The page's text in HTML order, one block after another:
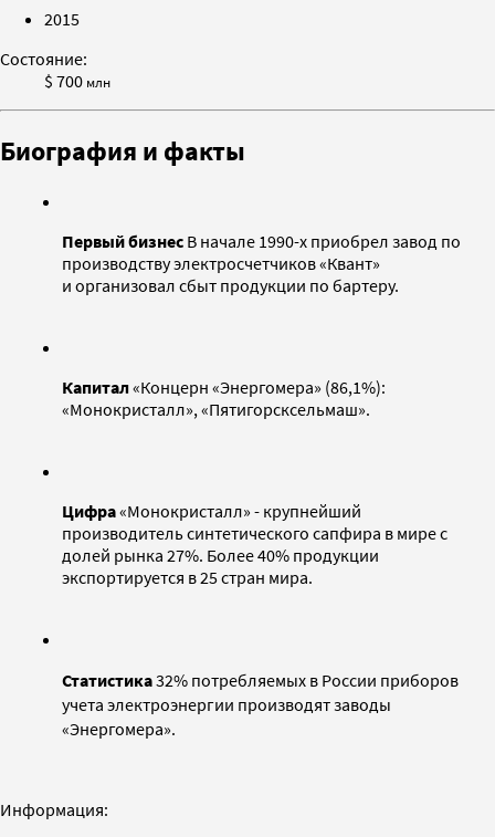
2015
Состояние:
$ 700 млн
Биография и факты
Первый бизнес В начале 1990-х приобрел завод по
производству электросчетчиков «Квант»
и организовал сбыт продукции по бартеру.
Капитал«Концерн «Энергомера» (86,1%):
«Монокристалл», «Пятигорсксельмаш».
Цифра«Монокристалл» - крупнейший
производитель синтетического сапфира в мире с
долей рынка 27%. Более 40% продукции
экспортируется в 25 стран мира.
Статистика32% потребляемых в России приборов
учета электроэнергии производят заводы
«Энергомера».
Информация: